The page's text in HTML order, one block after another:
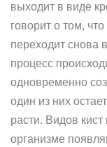
выходит в виде
говорит о том,
переходит снова
процесс
одновременно
один из них
расти. Видов кист
организме